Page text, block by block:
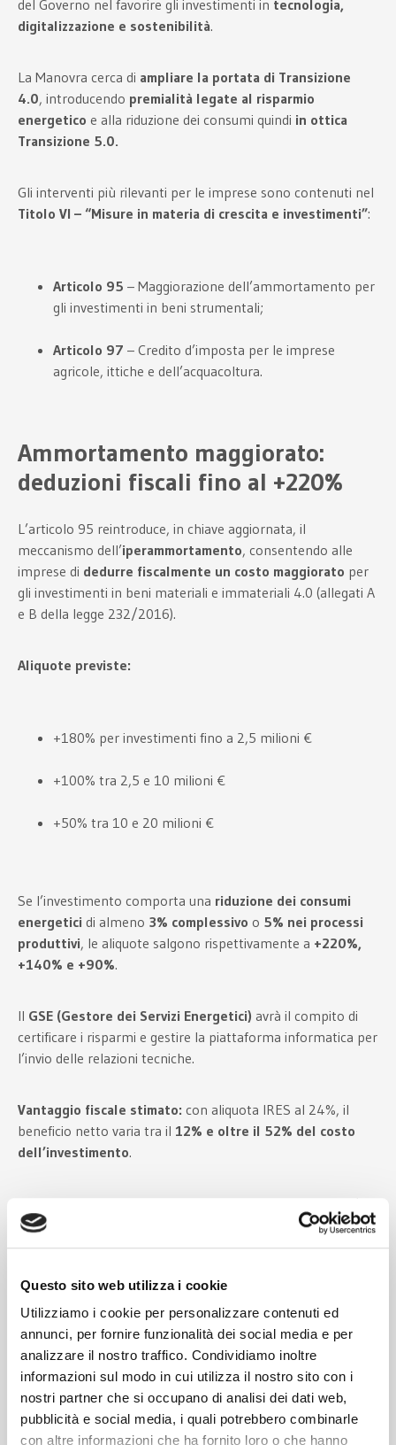
Questo sito web utilizza i cookie
Utilizziamo i cookie per personalizzare contenuti ed
annunci, per fornire funzionalità dei social media e per
analizzare il nostro traffico. Condividiamo inoltre
informazioni sul modo in cui utilizza il nostro sito con i
nostri partner che si occupano di analisi dei dati web,
pubblicità e social media, i quali potrebbero combinarle
con altre informazioni che ha fornito loro o che hanno
del Governo nel favorire gli investimenti in tecnologia,
digitalizzazione e sostenibilità.
La Manovra cerca di ampliare la portata di Transizione
4.0, introducendo premialità legate al risparmio
energetico e alla riduzione dei consumi quindi in ottica
Transizione 5.0.
Gli interventi più rilevanti per le imprese sono contenuti nel
Titolo VI – “Misure in materia di crescita e investimenti”:
Articolo 95 – Maggiorazione dell’ammortamento per
gli investimenti in beni strumentali;
Articolo 97 – Credito d’imposta per le imprese
agricole, ittiche e dell’acquacoltura.
Ammortamento maggiorato:
deduzioni fiscali fino al +220%
L’articolo 95 reintroduce, in chiave aggiornata, il
meccanismo dell’iperammortamento, consentendo alle
imprese di dedurre fiscalmente un costo maggiorato per
gli investimenti in beni materiali e immateriali 4.0 (allegati A
e B della legge 232/2016).
Aliquote previste:
+180% per investimenti fino a 2,5 milioni €
+100% tra 2,5 e 10 milioni €
+50% tra 10 e 20 milioni €
Se l’investimento comporta una riduzione dei consumi
energetici di almeno 3% complessivo o 5% nei processi
produttivi, le aliquote salgono rispettivamente a +220%,
+140% e +90%.
Il GSE (Gestore dei Servizi Energetici) avrà il compito di
certificare i risparmi e gestire la piattaforma informatica per
l’invio delle relazioni tecniche.
Vantaggio fiscale stimato: con aliquota IRES al 24%, il
beneficio netto varia tra il 12% e oltre il 52% del costo
dell’investimento.
generare un risparmio fiscale di
oltre 430.000 euro, che
superai 520.000 eurose è anche efficiente dal punto di
Credito d’imposta 40% per
agricoltura, pesca e acquacoltura
L’articolo 97 prevede uncredito d’imposta del 40%per gli
investimenti inbeni strumentali nuovi, materiali e
immateriali, destinati alleimprese agricole, ittiche e